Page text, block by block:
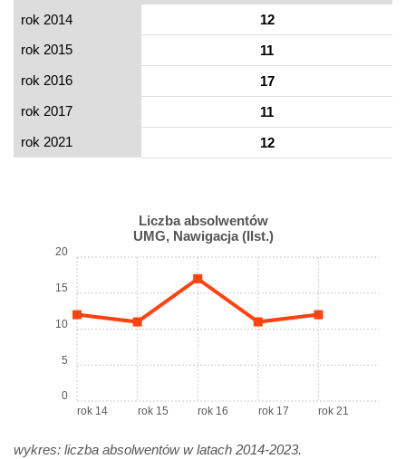
rok 2014
12
rok 2015
11
rok 2016
17
rok 2017
11
rok 2021
12
Liczba absolwentów
UMG, Nawigacja (IIst.)
rok 14 rok 15 rok 16 rok 17 rok 21
0
5
10
15
20
wykres: liczba absolwentów w latach 2014-2023.